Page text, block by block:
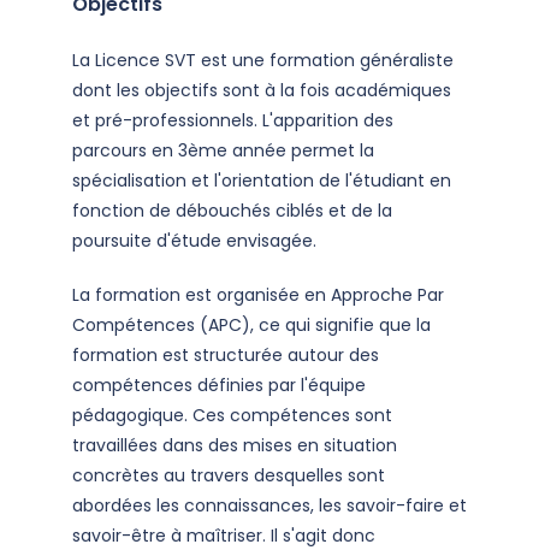
La Licence SVT est une formation généraliste
dont les objectifs sont à la fois académiques
et pré-professionnels. L'apparition des
parcours en 3ème année permet la
spécialisation et l'orientation de l'étudiant en
fonction de débouchés ciblés et de la
poursuite d'étude envisagée.
La formation est organisée en Approche Par
Compétences (APC), ce qui signifie que la
formation est structurée autour des
compétences définies par l'équipe
pédagogique. Ces compétences sont
travaillées dans des mises en situation
concrètes au travers desquelles sont
abordées les connaissances, les savoir-faire et
savoir-être à maîtriser. Il s'agit donc